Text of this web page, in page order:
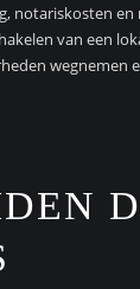
notariskosten
van een
wegnemen